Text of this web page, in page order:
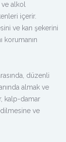
ve alkol
içerir.
ve kan şekerini
korumanın
düzenli
almak ve
kalp-damar
ve